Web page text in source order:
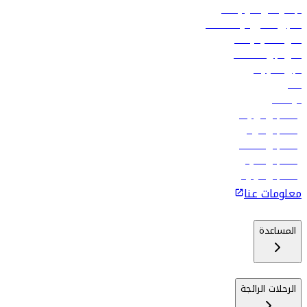
الإعلان على متن رحلاتنا
تسجيل الدخول لوكلاء السفر
أدنى أسعار الرحلات
فلاي دبي للعطلات
تأجير السيارات
فنادق
الوظائف
رحلات إلى تبيليسي
رحلات إلى الرياض
رحلات إلى مسقط
رحلات إلى ماليه
رحلات إلى كولومبو
معلومات عنا
المساعدة
الرحلات الرائجة